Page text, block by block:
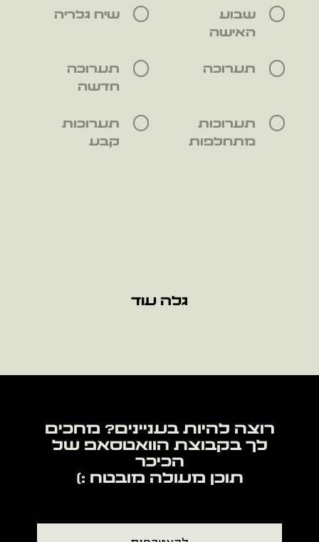
שבוע
האישה
שיח גלריה
תערוכה
תערוכה
חדשה
תערוכות
מתחלפות
תערוכות
קבע
גלה עוד
רוצה להיות בעניינים? מחכים
לך בקבוצת הוואטסאפ של
תוכן מעולה מובטח :)